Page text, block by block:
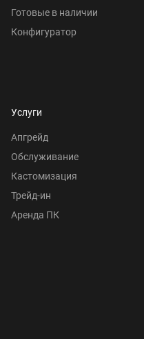
Готовые в наличии
Конфигуратор
Услуги
Апгрейд
Обслуживание
Кастомизация
Трейд-ин
Аренда ПК